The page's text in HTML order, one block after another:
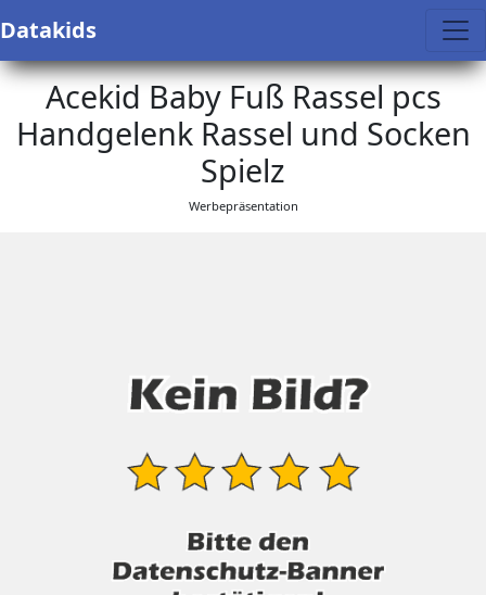
Datakids
Acekid Baby Fuß Rassel pcs
Handgelenk Rassel und Socken
Spielz
Werbepräsentation